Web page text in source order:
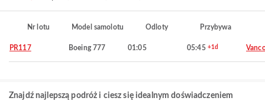
Nr lotu Model samolotu Odloty Przybywa
PR117 Boeing 777 01:05 05:45 +1d
Znajdź najlepszą podróż i ciesz się idealnym doświadczeniem